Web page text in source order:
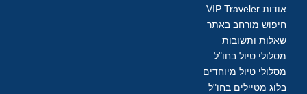
אודות VIP Traveler
חיפוש מורחב באתר
שאלות ותשובות
מסלולי טיול בחו"ל
מסלולי טיול מיוחדים
בלוג מטיילים בחו"ל